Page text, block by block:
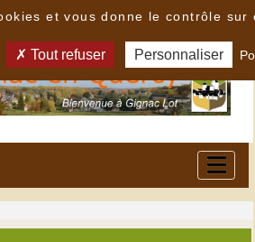
et vous donne le contrôle sur
Tout refuser Personnaliser